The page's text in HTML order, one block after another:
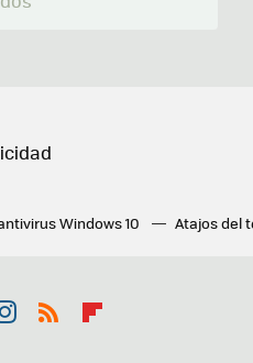
Windows 10 Atajos del